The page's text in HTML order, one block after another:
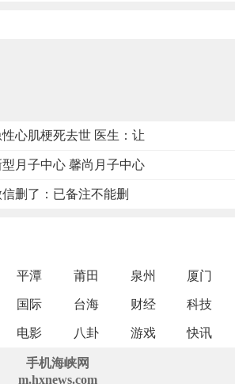
心肌梗死去世 医生：让
月子中心 馨尚月子中心
删了：已备注不能删
平潭 莆田 泉州 厦门
国际 台海 财经 科技
电影 八卦 游戏 快讯
手机海峡网
m.hxnews.com